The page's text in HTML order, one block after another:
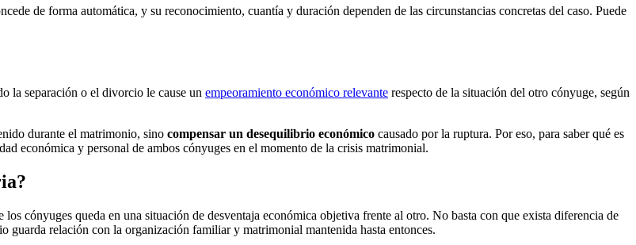
de forma automática, y su reconocimiento, cuantía y duración dependen de las circunstancias concretas del caso. Puede
la separación o el divorcio le cause un empeoramiento económico relevante respecto de la situación del otro cónyuge, según
durante el matrimonio, sino compensar un desequilibrio económico causado por la ruptura. Por eso, para saber qué es
económica y personal de ambos cónyuges en el momento de la crisis matrimonial.
cónyuges queda en una situación de desventaja económica objetiva frente al otro. No basta con que exista diferencia de
relación con la organización familiar y matrimonial mantenida hasta entonces.